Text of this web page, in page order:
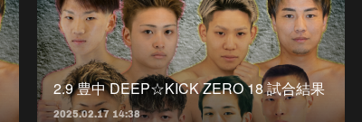
2.9 豊中 DEEP☆KICK ZERO 18 試合結果
2025.02.17 14:38